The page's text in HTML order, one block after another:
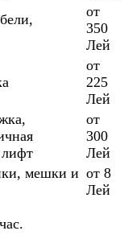
от
350
Лей
от
225
Лей
от
300
Лей
мешки и от 8
Лей